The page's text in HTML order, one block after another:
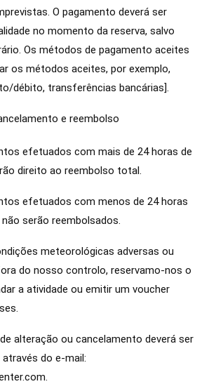
O pagamento deverá ser
no momento da reserva, salvo
Os métodos de pagamento aceites
os métodos aceites, por exemplo,
débito, transferências bancárias].
e reembolso
efetuados com mais de 24 horas de
direito ao reembolso total.
efetuados com menos de 24 horas
serão reembolsados.
meteorológicas adversas ou
do nosso controlo, reservamo-nos o
a atividade ou emitir um voucher
alteração ou cancelamento deverá ser
do e-mail: